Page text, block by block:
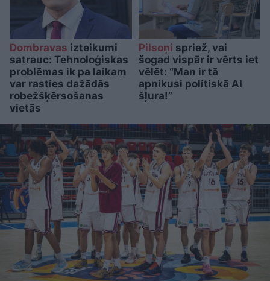
Dombravas izteikumi
satrauc: Tehnoloģiskas
problēmas ik pa laikam
var rasties dažādās
robežšķērsošanas
vietās
Pilsoņi spriež, vai
šogad vispār ir vērts iet
vēlēt: “Man ir tā
apnikusi politiskā AI
šļura!”